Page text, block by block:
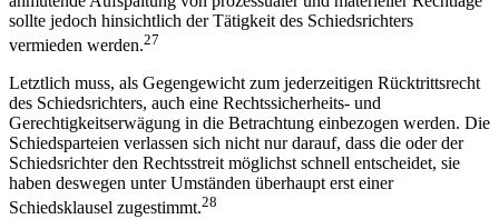
sollte jedoch hinsichtlich der Tätigkeit des Schiedsrichters
vermieden werden.27
Letztlich muss, als Gegengewicht zum jederzeitigen Rücktrittsrecht
des Schiedsrichters, auch eine Rechtssicherheits- und
Gerechtigkeitserwägung in die Betrachtung einbezogen werden. Die
Schiedsparteien verlassen sich nicht nur darauf, dass die oder der
Schiedsrichter den Rechtsstreit möglichst schnell entscheidet, sie
haben deswegen unter Umständen überhaupt erst einer
Schiedsklausel zugestimmt.28